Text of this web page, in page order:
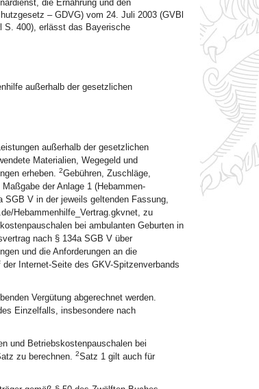
die Ernährung und den
– GDVG) vom 24. Juli 2003 (GVBl
S. 400), erlässt das Bayerische
außerhalb der gesetzlichen
außerhalb der gesetzlichen
Materialien, Wegegeld und
erheben. 2Gebühren, Zuschläge,
der Anlage 1 (Hebammen-
SGB V in der jeweils geltenden Fassung,
Hebammenhilfe_Vertrag.gkvnet, zu
bei ambulanten Geburten in
nach § 134a SGB V über
und die Anforderungen an die
Internet-Seite des GKV-Spitzenverbands
Vergütung abgerechnet werden.
Einzelfalls, insbesondere nach
und Betriebskostenpauschalen bei
zu berechnen. 2Satz 1 gilt auch für